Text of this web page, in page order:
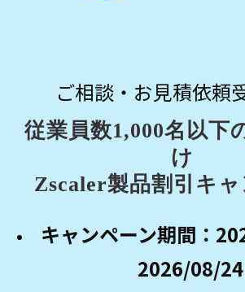
ご相談・お見積依頼
従業員数1,000名以下
け
Zscaler製品割引キ
キャンペーン期間：
2026/08/24